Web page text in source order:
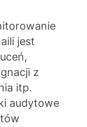
jest
z
itp.
audytowe